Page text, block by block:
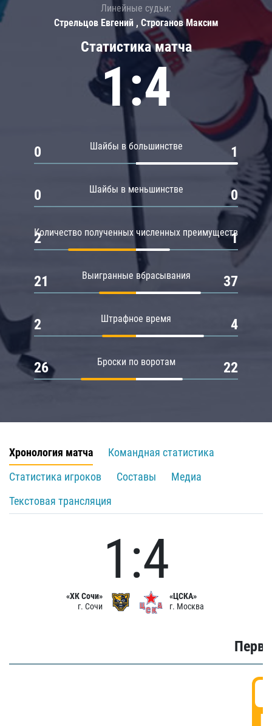
Статистика матча
1:4
Шайбы в большинстве
0 1
Шайбы в меньшинстве
0 0
Количество полученных численных преимуществ
2 1
Выигранные вбрасывания
21 37
Штрафное время
2 4
Броски по воротам
26 22
Линейные судьи:
Стрельцов Евгений , Строганов Максим
Хронология матча
Командная статистика
Статистика игроков
Составы
Медиа
Текстовая трансляция
«ХК Сочи»
г. Сочи
1:4
«ЦСКА»
г. Москва